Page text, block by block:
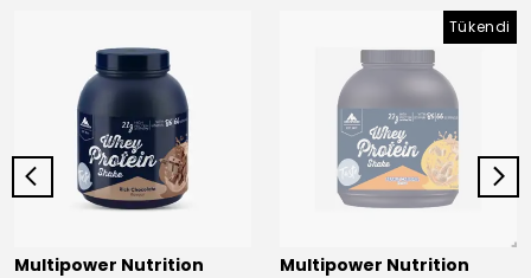
Multipower Nutrition
Tükendi
Multipower Nutrition